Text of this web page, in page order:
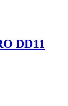
DD11